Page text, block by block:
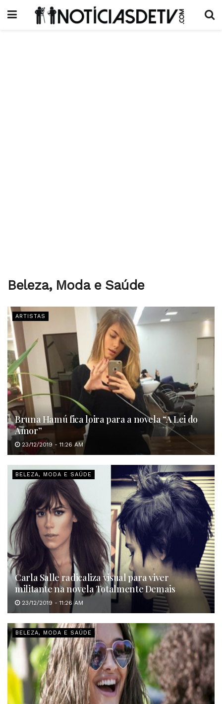
Beleza, Moda e Saúde
ARTISTAS
Bruna Hamú fica loira para a novela “A Lei do
Amor”
23/12/2019 - 11:26 AM
BELEZA, MODA E SAÚDE
Carla Salle radicaliza visual para viver
militante na novela Totalmente Demais
23/12/2019 - 11:26 AM
BELEZA, MODA E SAÚDE